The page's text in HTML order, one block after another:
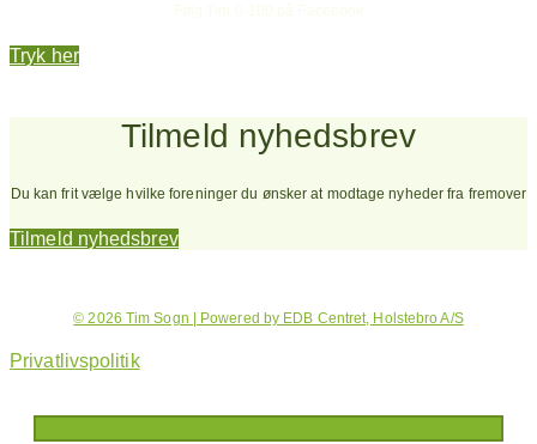
Tryk her
Tilmeld nyhedsbrev
Du kan frit vælge hvilke foreninger du ønsker at modtage nyheder fra fremover
Tilmeld nyhedsbrev
© 2026 Tim Sogn | Powered by EDB Centret, Holstebro A/S
Privatlivspolitik